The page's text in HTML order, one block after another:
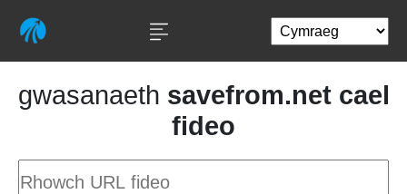
gwasanaeth savefrom.net cael
fideo